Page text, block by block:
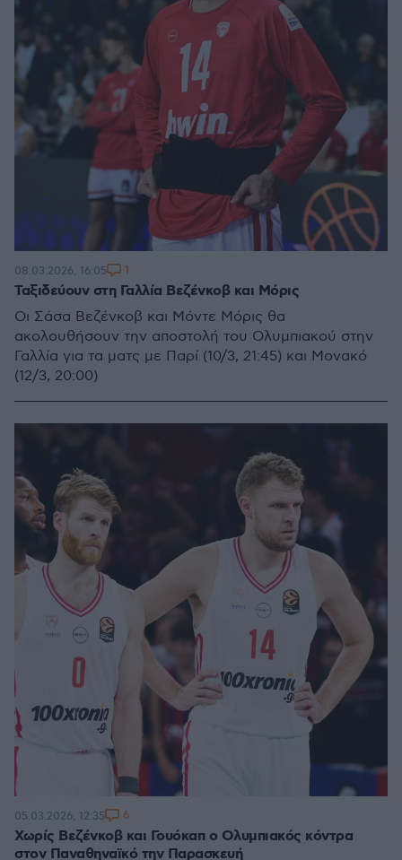
Ταξιδεύουν στη Γαλλία Βεζένκοβ και Μόρις
Οι Σάσα Βεζένκοβ και Μόντε Μόρις θα
ακολουθήσουν την αποστολή του Ολυμπιακού στην
Γαλλία για τα ματς με Παρί (10/3, 21:45) και Μονακό
(12/3, 20:00)
08.03.2026, 16:05 1
Χωρίς Βεζένκοβ και Γουόκαπ ο Ολυμπιακός κόντρα
στον Παναθηναϊκό την Παρασκευή
05.03.2026, 12:35 6